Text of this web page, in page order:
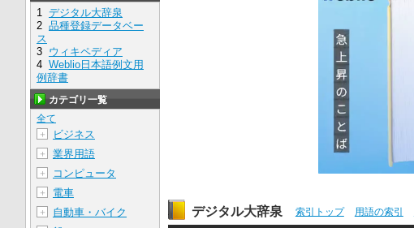
デジタル大辞泉 索引トップ 用語の索引
1 デジタル大辞泉
2 品種登録データベー
ス
3 ウィキペディア
4 Weblio日本語例文用
例辞書
カテゴリ一覧
全て
＋
ビジネス
＋ 業界用語
＋ コンピュータ
＋ 電車
＋ 自動車・バイク